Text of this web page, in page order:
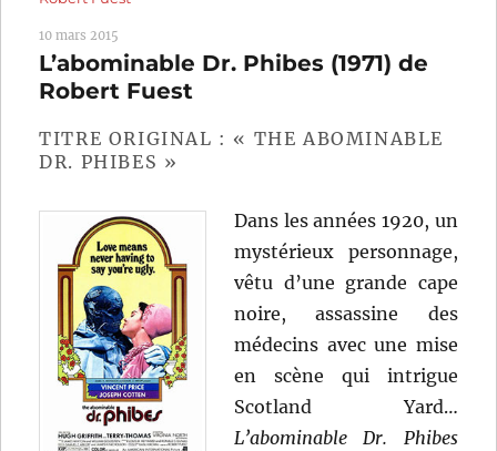
l’article
10 mars 2015
L’abominable Dr. Phibes (1971) de
Robert Fuest
TITRE ORIGINAL : « THE ABOMINABLE
DR. PHIBES »
Dans les années 1920, un
mystérieux personnage,
vêtu d’une grande cape
noire, assassine des
médecins avec une mise
en scène qui intrigue
Scotland Yard…
L’abominable Dr. Phibes